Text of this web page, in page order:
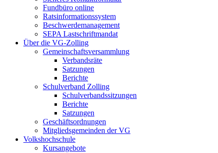
Fundbüro online
Ratsinformationssystem
Beschwerdemanagement
SEPA Lastschriftmandat
Über die VG-Zolling
Gemeinschaftsversammlung
Verbandsräte
Satzungen
Berichte
Schulverband Zolling
Schulverbandssitzungen
Berichte
Satzungen
Geschäftsordnungen
Mitgliedsgemeinden der VG
Volkshochschule
Kursangebote